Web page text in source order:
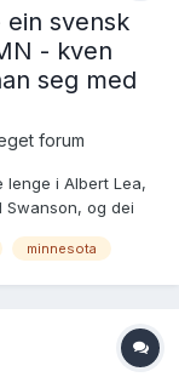
ein svensk
- kven
seg med
forum
lenge i Albert Lea,
Swanson, og dei
manuskript for
minnesota